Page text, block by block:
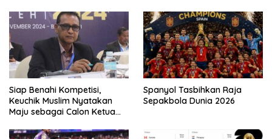
Siap Benahi Kompetisi,
Keuchik Muslim Nyatakan
Maju sebagai Calon Ketua
Spanyol Tasbihkan Raja
Sepakbola Dunia 2026